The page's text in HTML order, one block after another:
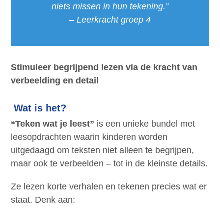
niets missen in hun tekening.”
– Leerkracht groep 4
Stimuleer begrijpend lezen via de kracht van
verbeelding en detail
Wat is het?
“Teken wat je leest” is een unieke bundel met
leesopdrachten waarin kinderen worden
uitgedaagd om teksten niet alleen te begrijpen,
maar ook te verbeelden – tot in de kleinste details.
Ze lezen korte verhalen en tekenen precies wat er
staat. Denk aan: